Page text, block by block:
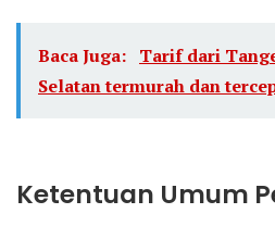
Baca Juga: Tarif dari
Selatan termurah dan
Ketentuan Umum